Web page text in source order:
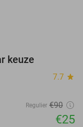
keuze
7.7 star
Regulier €90
€25